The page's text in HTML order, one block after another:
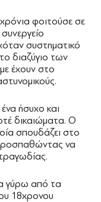
φοιτούσε σε
συστηματικό
διαζύγιο των
έχουν στο
ήσυχο και
δικαιώματα. Ο
σπουδάζει στο
να
γύρω από τα
18χρονου